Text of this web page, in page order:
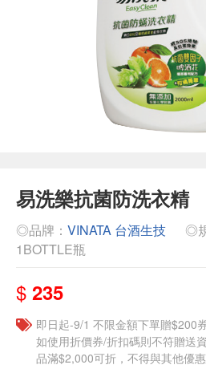
易洗樂抗菌防洗衣精
◎品牌： VINATA 台酒生技
◎
1BOTTLE瓶
$ 235
即日起-9/1 不限金額下單贈$200
如使用折價券/折扣碼則不符贈送
品滿$2,000可折，不得與其他優